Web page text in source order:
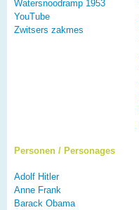
Watersnoodramp 1953
YouTube
Zwitsers zakmes
Personen / Personages
Adolf Hitler
Anne Frank
Barack Obama